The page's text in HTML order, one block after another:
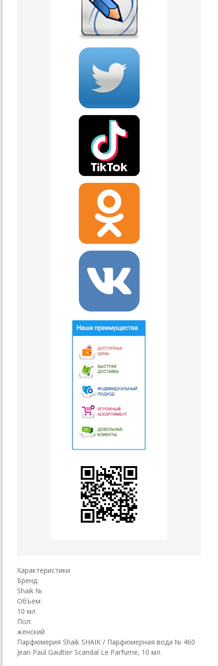
Характеристики
Бренд:
Shaik №
Объем:
10 мл
Пол:
женский
Парфюмерия Shaik SHAIK / Парфюмерная вода № 460
Jean Paul Gaultier Scandal Le Parfume, 10 мл.